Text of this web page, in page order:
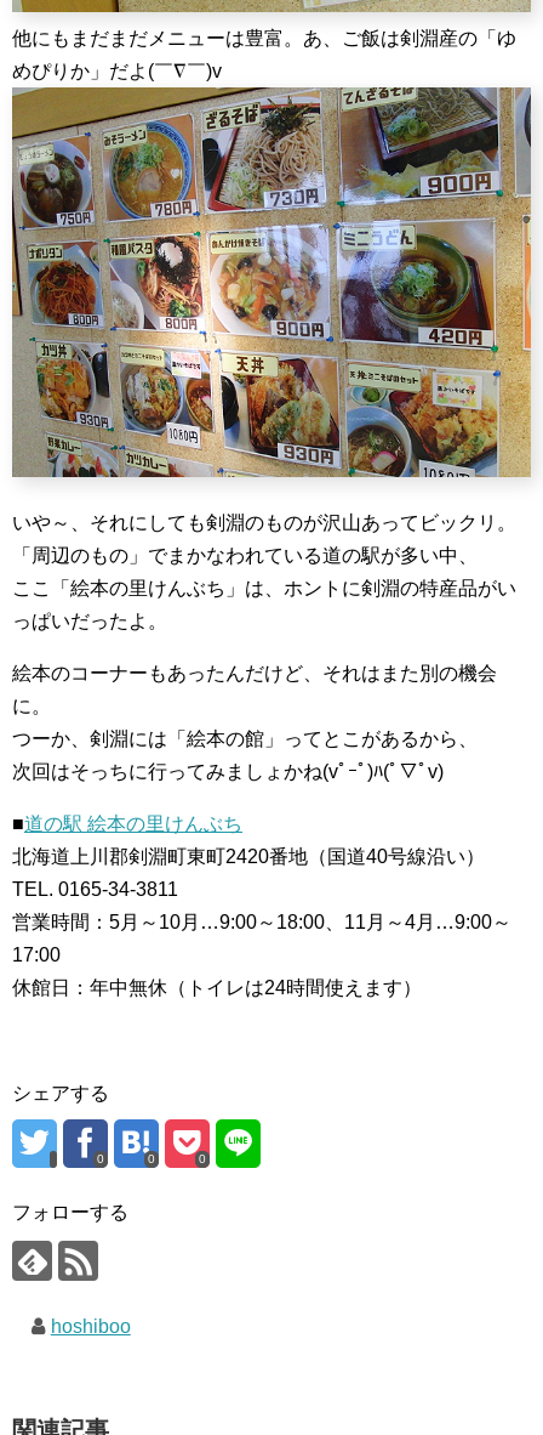
他にもまだまだメニューは豊富。あ、ご飯は剣淵産の「ゆ
めぴりか」だよ(￣∇￣)v
いや～、それにしても剣淵のものが沢山あってビックリ。
「周辺のもの」でまかなわれている道の駅が多い中、
ここ「絵本の里けんぶち」は、ホントに剣淵の特産品がい
っぱいだったよ。
絵本のコーナーもあったんだけど、それはまた別の機会
に。
つーか、剣淵には「絵本の館」ってとこがあるから、
次回はそっちに行ってみましょかね(vﾟｰﾟ)ﾊ(ﾟ▽ﾟv)
■道の駅 絵本の里けんぶち
北海道上川郡剣淵町東町2420番地（国道40号線沿い）
TEL. 0165-34-3811
営業時間：5月～10月…9:00～18:00、11月～4月…9:00～
17:00
休館日：年中無休（トイレは24時間使えます）
シェアする
0 0 0
フォローする
hoshiboo